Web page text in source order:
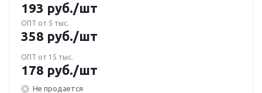
193 руб./шт
ОПТ от 5 тыс.
358 руб./шт
ОПТ от 15 тыс.
178 руб./шт
Не продается